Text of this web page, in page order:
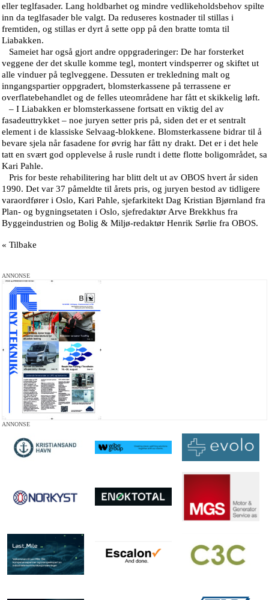
eller teglfasader. Lang holdbarhet og mindre vedlikeholdsbehov spilte
inn da teglfasader ble valgt. Da reduseres kostnader til stillas i
fremtiden, og stillas er dyrt å sette opp på den bratte tomta til
Liabakken.
Sameiet har også gjort andre oppgraderinger: De har forsterket
veggene der det skulle komme tegl, montert vindsperrer og skiftet ut
alle vinduer på teglveggene. Dessuten er trekledning malt og
inngangspartier oppgradert, blomsterkassene på terrassene er
overflatebehandlet og de felles uteområdene har fått et skikkelig løft.
– I Liabakken er blomsterkassene fortsatt en viktig del av
fasadeuttrykket – noe juryen setter pris på, siden det er et sentralt
element i de klassiske Selvaag-blokkene. Blomsterkassene bidrar til å
bevare sjela når fasadene for øvrig har fått ny drakt. Det er i det hele
tatt en svært god opplevelse å rusle rundt i dette flotte boligområdet, sa
Kari Pahle.
Pris for beste rehabilitering har blitt delt ut av OBOS hvert år siden
1990. Det var 37 påmeldte til årets pris, og juryen bestod av tidligere
varaordfører i Oslo, Kari Pahle, sjefarkitekt Dag Kristian Bjørnland fra
Plan- og bygningsetaten i Oslo, sjefredaktør Arve Brekkhus fra
Byggeindustrien og Bolig & Miljø-redaktør Henrik Sørlie fra OBOS.
« Tilbake
ANNONSE
ANNONSE